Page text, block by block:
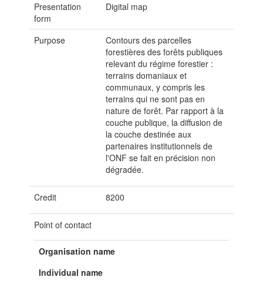
Presentation
form
Digital map
Purpose
Contours des parcelles
forestières des forêts publiques
relevant du régime forestier :
terrains domaniaux et
communaux, y compris les
terrains qui ne sont pas en
nature de forêt. Par rapport à la
couche publique, la diffusion de
la couche destinée aux
partenaires institutionnels de
l'ONF se fait en précision non
dégradée.
Credit 8200
Point of contact
Organisation name
Individual name